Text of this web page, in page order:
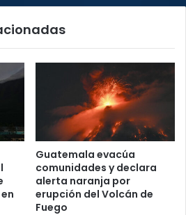
Guatemala evacúa
comunidades y declara
alerta naranja por
erupción del Volcán de
Fuego